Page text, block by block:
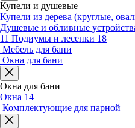
Купели и душевые
Купели из дерева (круглые,
Душевые и обливные
11 Подиумы и лесенки 18
Мебель для бани
Окна для бани
Окна для бани
Окна 14
Комплектующие для парной